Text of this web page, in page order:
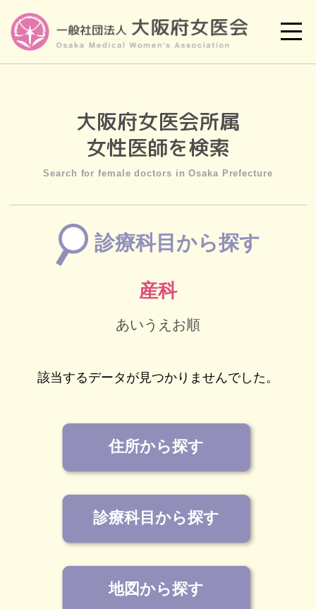
大阪府女医会所属
女性医師を検索
Search for female doctors in Osaka Prefecture
診療科目から探す
産科
あいうえお順
該当するデータが見つかりませんでした。
住所から探す
診療科目から探す
地図から探す